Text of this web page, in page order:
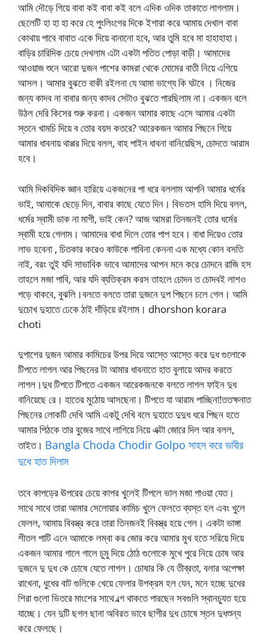
আমি দৌড়ে গিয়ে বাবা কই বাবা কই বলে এদিক ওদিক তাকাতে লাগলাম।
ছেলেটি হা হা হা করে হে পুংলিংগের দিকে ইশারা করে আমায় দেখাল বাবা
কোথায় পাবে বাবাত একে দিয়ে বানানো হবে, আর তুমি হবে মা হাহাহাহা।
বাড়ির চারিদিক চেয়ে দেখলাম এটা একটা পতিত পোড়া বাড়ী। আমাদের
আওয়াজ শুনে আরো দুজন পাশের কামরা থেকে মোমের বাতী নিয়ে এগিয়ে
আসল। আমার বুঝতে বাকী রইলনা যে আমা ভাগ্যে কি ঘটবে । নিজের
জন্য কাদব না বাবার জন্য কাদব সেটাও বুঝতে পারছিলাম না। একজন বলে
উঠল দেরি কিসের শুরু করনা। একজন আমার কাছে এসে আমার একটা
স্তনে খামচি দিয়ে ব তোর বয়স কতরে? আরেকজন আমার পিছনে গিয়ে
আমার ধাবনায় থাপ্পর দিয়ে বলল, বাহ পাইন ধাবনা বানিয়েছিস, চোদতে আরাম
হবে।
আমি দিকবিদিক জ্ঞান হারিয়ে একজনের পা ধরে বললাম আপনি আমার ধর্মের
ভাই, আমাকে ছেড়ে দিন, বাবার কাছে যেতে দিন। বিভতস হাসি দিয়ে বলল,
ধর্মের স্বামী ডাক না মাগী, ভাই কেন? আজ আমরা তিনজনই তোর ধর্মের
স্বামী হয়ে গেলাম। আমাদের বাধা দিলে তোর পাপ হবে। বাধা দিয়েও তোর
লাভ হবেনা , চিতকার করেও কাউকে পাবিনা কেননা এক মধ্যে কোন বসতি
নাই, বরং তুই যদি সাভাবিক ভাবে আমাদের আপন মনে করে চোদনে রাজি হস
তাহলে মজা পাবি, আর যদি ব্যতিক্রম করস তাহলে চোদন ত চোদবই লাশও
পড়ে থাকবে, বুঝলি।বলতে বলতে তারা দুজনে দুপ পিছনে চলে গেল। আমি
দুচোখ দুহাতে ঢেকে ঠাই দাঁড়িয়ে রইলাম। dhorshon korara
choti
দুপাশের দুজন আমার কামিচের উপর দিয়ে আস্তে আস্তে করে দুধ গুলোকে
টিপতে লাগল আর পিছনের টা আমার ধাবনাতে হাত বুলায়ে আদর করতে
লাগল।দুধ টিপতে টিপতে একজন আরেকজনকে বলতে লাগল ফাইন দুধ
বানিয়েছে রে। হাতের মুঠোয় আসছেনা। টিপতে যা আরাম পাচ্ছিনা!ততক্ষনাত
পিছনের লোকটি দেখি আমি একটু দেখি বলে দুহাতে দুদুধ ধরে পিছন হতে
আমার পিঠকে তার বুজের সাথে লাগিয়ে নিয়ে এক্টা জোরে দিল আর বলল,
তাইত। Bangla Choda Chodir Golpo সাহস করে ভাবীর
দুধে হাত দিলাম
তবে কাপড়ের ঊপরের চেয়ে কাপর খুলেই টিপলে ভাল মজা পাওয়া যেত।
সাথে সাথে তারা আমার সেলোয়ার কামিচ খুলে ফেলতে ব্যস্ত হল এবং খুলে
ফেলল, আমায় বিবস্ত্র করে তারা তিনজনই বিবস্ত্র হয়ে গেল। একটা ভাঙ্গা
শীতল পাটি এনে আমাকে লম্বা কর জোর করে আমার মুখ হতে সরিয়ে দিয়ে
একজন আমার গালে গালে চুমু দিয়ে ঠোঠ গুলোকে মুখে পুরে নিয়ে চোষ আর
দুজনে দু দুধ কে চোষে যেতে লাগল। চোষার কি যে তীব্রতা, বলার অপেক্ষা
রাখেনা, ধুধের বাট গুলিকে খেয়ে ফেলার উপক্রম হল যেন, মনে হচ্ছে দুধের
শিরা গুলো ভিতরে মাংশের সাথে ল্গে থাকতে পারছেন সবগুলি স্থানচ্যুত হয়ে
যাচ্ছে। যেন দুটি ছগল ছানা অবিরত ভাবে ছাগীর দুধ চোষে স্তন দুধশুন্য
করে ফেলছে।